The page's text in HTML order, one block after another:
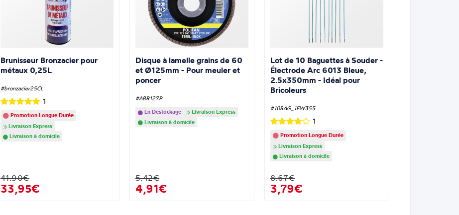
Brunisseur Bronzacier pour
métaux 0,25L
#bronzacier25CL
1
Promotion Longue Durée
Livraison Express
Livraison à domicile
41.90€
33,95€
Disque à lamelle grains de 60
et Ø125mm - Pour meuler et
poncer
#ABR127P
En Destockage
Livraison Express
Livraison à domicile
5.42€
4,91€
Lot de 10 Baguettes à Souder -
Électrode Arc 6013 Bleue,
2.5x350mm - Idéal pour
Bricoleurs
#10BAG_1EW355
1
Promotion Longue Durée
Livraison Express
Livraison à domicile
8.67€
3,79€